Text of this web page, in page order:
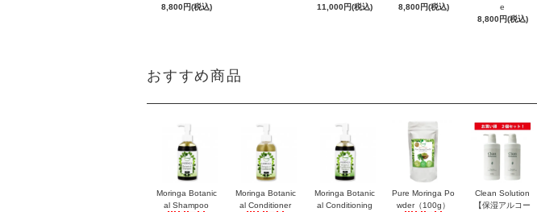
8,800円(税込)
11,000円(税込)
8,800円(税込)
e
8,800円(税込)
おすすめ商品
Moringa Botanic
al Shampoo
Moringa Botanic
al Conditioner
Moringa Botanic
al Conditioning
Pure Moringa Po
wder（100g）
Clean Solution
【保湿アルコー